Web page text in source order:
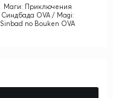
Маги: Приключения
Синдбада OVA / Magi:
Sinbad no Bouken OVA